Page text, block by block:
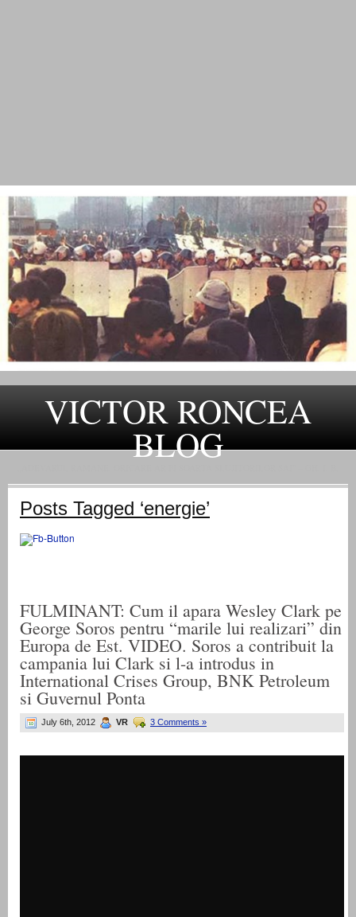
VICTOR RONCEA
BLOG
Posts Tagged ‘energie’
FULMINANT: Cum il apara Wesley Clark pe
George Soros pentru “marile lui realizari” din
Europa de Est. VIDEO. Soros a contribuit la
campania lui Clark si l-a introdus in
International Crises Group, BNK Petroleum
si Guvernul Ponta
July 6th, 2012 VR 3 Comments »